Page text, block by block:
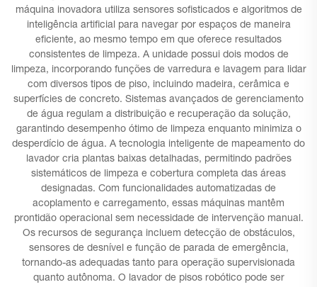
máquina inovadora utiliza sensores sofisticados e algoritmos de
inteligência artificial para navegar por espaços de maneira
eficiente, ao mesmo tempo em que oferece resultados
consistentes de limpeza. A unidade possui dois modos de
limpeza, incorporando funções de varredura e lavagem para lidar
com diversos tipos de piso, incluindo madeira, cerâmica e
superfícies de concreto. Sistemas avançados de gerenciamento
de água regulam a distribuição e recuperação da solução,
garantindo desempenho ótimo de limpeza enquanto minimiza o
desperdício de água. A tecnologia inteligente de mapeamento do
lavador cria plantas baixas detalhadas, permitindo padrões
sistemáticos de limpeza e cobertura completa das áreas
designadas. Com funcionalidades automatizadas de
acoplamento e carregamento, essas máquinas mantêm
prontidão operacional sem necessidade de intervenção manual.
Os recursos de segurança incluem detecção de obstáculos,
sensores de desnível e função de parada de emergência,
tornando-as adequadas tanto para operação supervisionada
quanto autônoma. O lavador de pisos robótico pode ser